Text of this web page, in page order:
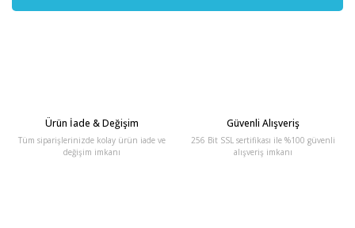
Ürün İade & Değişim
Tüm siparişlerinizde kolay ürün iade ve
değişim imkanı
Güvenli Alışveriş
256 Bit SSL sertifikası ile %100 güvenli
alışveriş imkanı